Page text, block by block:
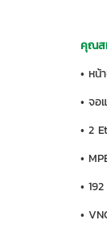
คุณส
• หน้
• จอ
• 2
•
•
•